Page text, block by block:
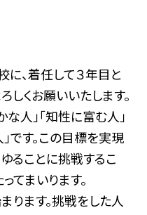
、着任して３年目と
しくお願いいたします。
人」「知性に富む人」
です。この目標を実現
ることに挑戦するこ
てまいります。
ります。挑戦をした人